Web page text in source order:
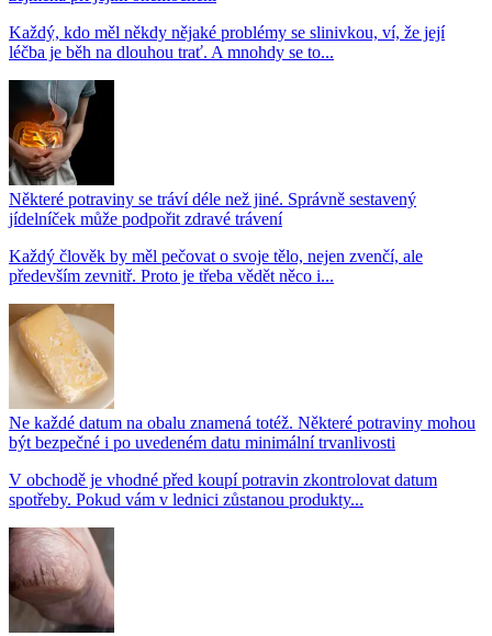
Každý, kdo měl někdy nějaké problémy se slinivkou, ví, že její
léčba je běh na dlouhou trať. A mnohdy se to...
Některé potraviny se tráví déle než jiné. Správně sestavený
jídelníček může podpořit zdravé trávení
Každý člověk by měl pečovat o svoje tělo, nejen zvenčí, ale
především zevnitř. Proto je třeba vědět něco i...
Ne každé datum na obalu znamená totéž. Některé potraviny mohou
být bezpečné i po uvedeném datu minimální trvanlivosti
V obchodě je vhodné před koupí potravin zkontrolovat datum
spotřeby. Pokud vám v lednici zůstanou produkty...